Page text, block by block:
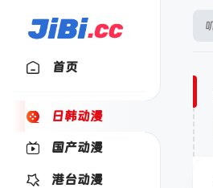
首页
日韩动漫
国产动漫
港台动漫